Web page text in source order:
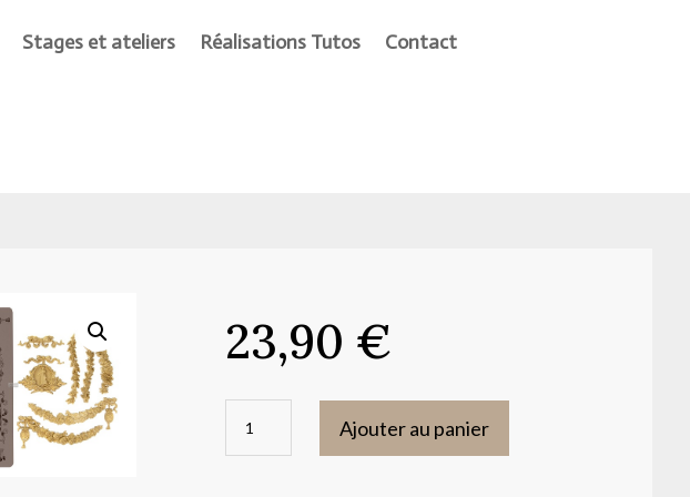
Stages et ateliers Réalisations Tutos Contact
23,90 €
Ajouter au panier